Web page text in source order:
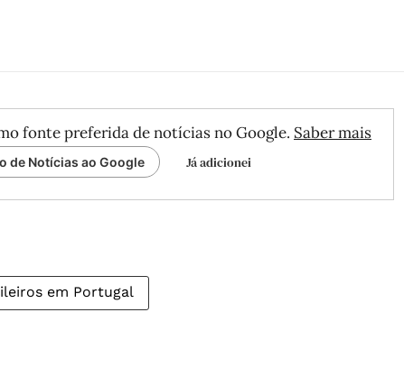
fonte preferida de notícias no Google. Saber mais
de Notícias ao Google Já adicionei
em Portugal